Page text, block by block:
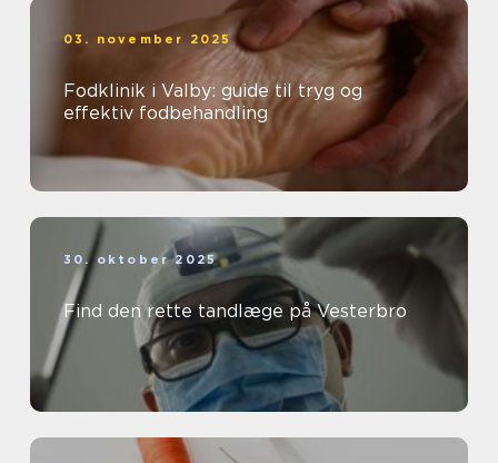
03. november 2025
Fodklinik i Valby: guide til tryg og
effektiv fodbehandling
30. oktober 2025
Find den rette tandlæge på Vesterbro